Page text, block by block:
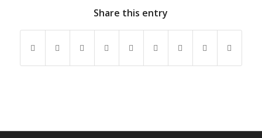
Share this entry